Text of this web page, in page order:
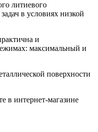
литиевого
в условиях низкой
и
максимальный и
поверхности
в интернет-магазине